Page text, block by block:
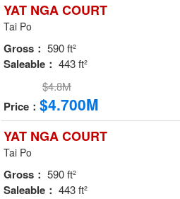
YAT NGA COURT
Tai Po
Gross： 590 ft²
Saleable： 443 ft²
$4.8M
Price： $4.700M
YAT NGA COURT
Tai Po
Gross： 590 ft²
Saleable： 443 ft²